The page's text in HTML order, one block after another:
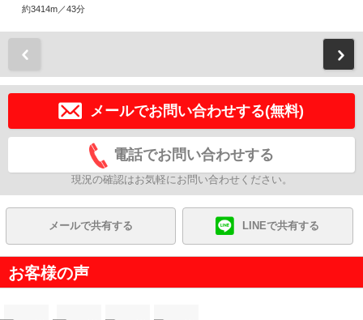
約3414m／43分
メールでお問い合わせする(無料)
電話でお問い合わせする
現況の確認はお気軽にお問い合わせください。
メールで共有する LINEで共有する
お客様の声